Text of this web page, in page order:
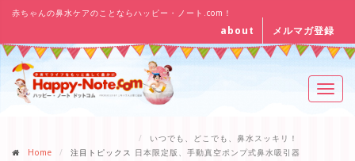
赤ちゃんの鼻水ケアのことならハッピー・ノート.com！
about メルマガ登録
Home 注目トピックス
いつでも、どこでも、鼻水スッキリ！
日本限定版、手動真空ポンプ式鼻水吸引器